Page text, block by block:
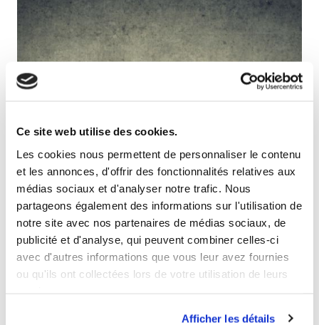
Ce site web utilise des cookies.
Les cookies nous permettent de personnaliser le contenu
et les annonces, d'offrir des fonctionnalités relatives aux
médias sociaux et d'analyser notre trafic. Nous
partageons également des informations sur l'utilisation de
notre site avec nos partenaires de médias sociaux, de
publicité et d'analyse, qui peuvent combiner celles-ci
avec d'autres informations que vous leur avez fournies
ou qu'ils ont collectées lors de votre utilisation de leurs
Afficher les détails